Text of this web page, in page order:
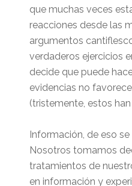
que muchas veces
reacciones desde las
argumentos
verdaderos ejercicios
decide que puede
evidencias no
(tristemente, estos
Información, de eso
Nosotros tomamos
tratamientos de
en información y